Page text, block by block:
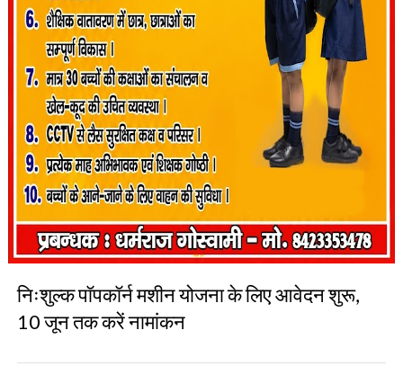
निःशुल्क पॉपकॉर्न मशीन योजना के लिए आवेदन शुरू,
10 जून तक करें नामांकन